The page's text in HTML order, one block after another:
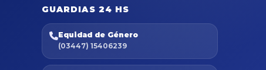
GUARDIAS 24 HS
Equidad de Género
(03447) 15406239